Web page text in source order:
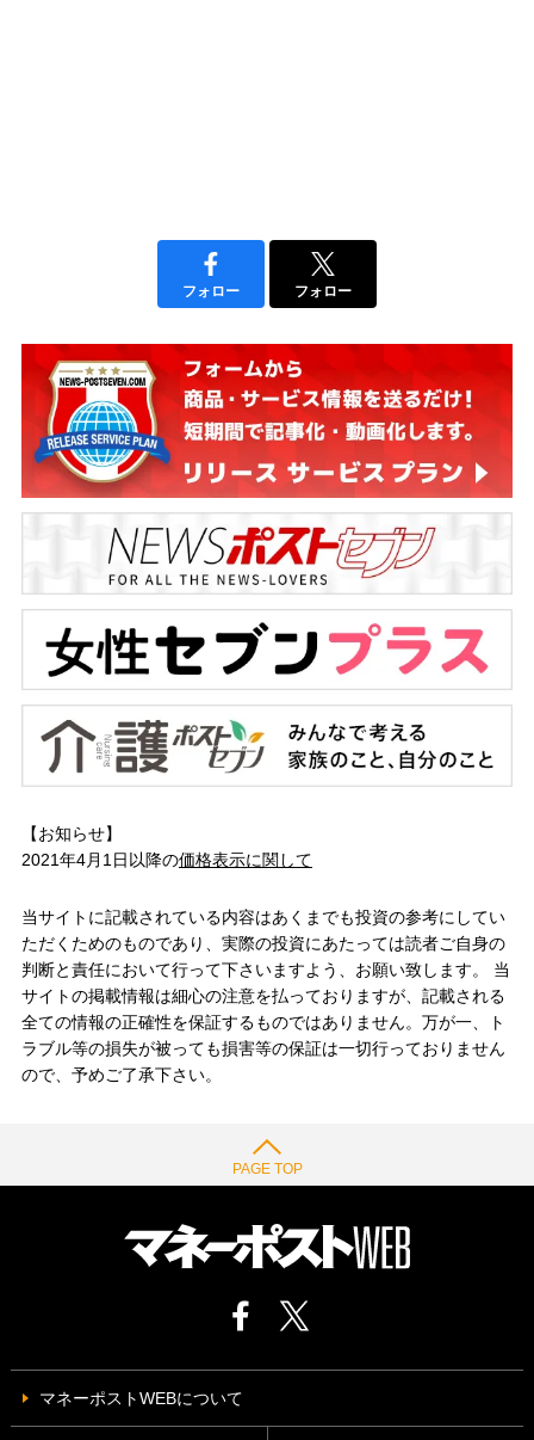
フォロー フォロー
【お知らせ】
2021年4月1日以降の価格表示に関して
当サイトに記載されている内容はあくまでも投資の参考にしてい
ただくためのものであり、実際の投資にあたっては読者ご自身の
判断と責任において行って下さいますよう、お願い致します。 当
サイトの掲載情報は細心の注意を払っておりますが、記載される
全ての情報の正確性を保証するものではありません。万が一、ト
ラブル等の損失が被っても損害等の保証は一切行っておりません
ので、予めご了承下さい。
PAGE TOP
マネーポストWEBについて